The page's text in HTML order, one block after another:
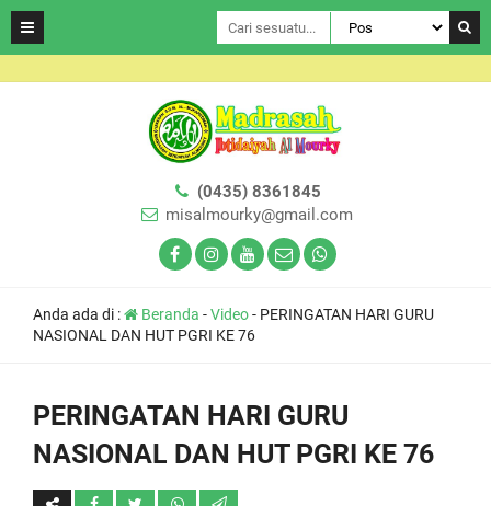
(0435) 8361845
misalmourky@gmail.com
Anda ada di : Beranda -Video- PERINGATAN HARI GURU
NASIONAL DAN HUT PGRI KE 76
PERINGATAN HARI GURU
NASIONAL DAN HUT PGRI KE 76